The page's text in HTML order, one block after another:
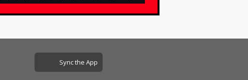
Sync the App